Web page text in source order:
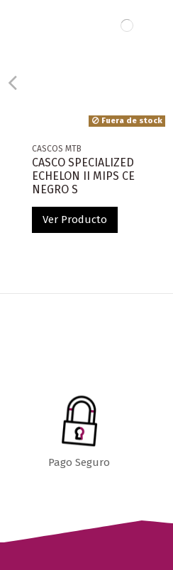
Fuera de stock
CASCOS MTB
CASCO SPECIALIZED
ECHELON II MIPS CE
NEGRO S
Ver Producto
Pago Seguro